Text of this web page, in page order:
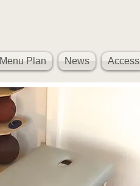
Menu Plan News Access